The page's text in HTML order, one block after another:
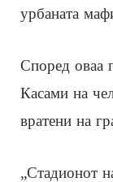
урбаната
Според оваа
Касами на
вратени на
„Стадионот